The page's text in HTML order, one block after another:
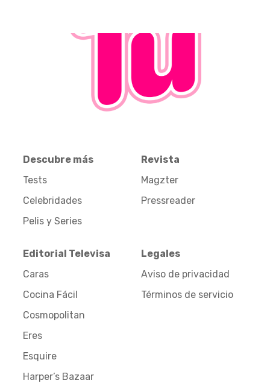
Descubre más
Tests
Celebridades
Pelis y Series
Revista
Magzter
Pressreader
Editorial Televisa
Caras
Cocina Fácil
Cosmopolitan
Eres
Esquire
Harper’s Bazaar
Legales
Aviso de privacidad
Términos de servicio